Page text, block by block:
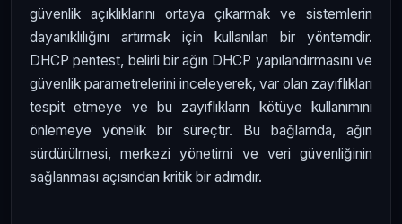
güvenlik açıklıklarını ortaya çıkarmak ve sistemlerin
dayanıklılığını artırmak için kullanılan bir yöntemdir.
DHCP pentest, belirli bir ağın DHCP yapılandırmasını ve
güvenlik parametrelerini inceleyerek, var olan zayıflıkları
tespit etmeye ve bu zayıflıkların kötüye kullanımını
önlemeye yönelik bir süreçtir. Bu bağlamda, ağın
sürdürülmesi, merkezi yönetimi ve veri güvenliğinin
sağlanması açısından kritik bir adımdır.